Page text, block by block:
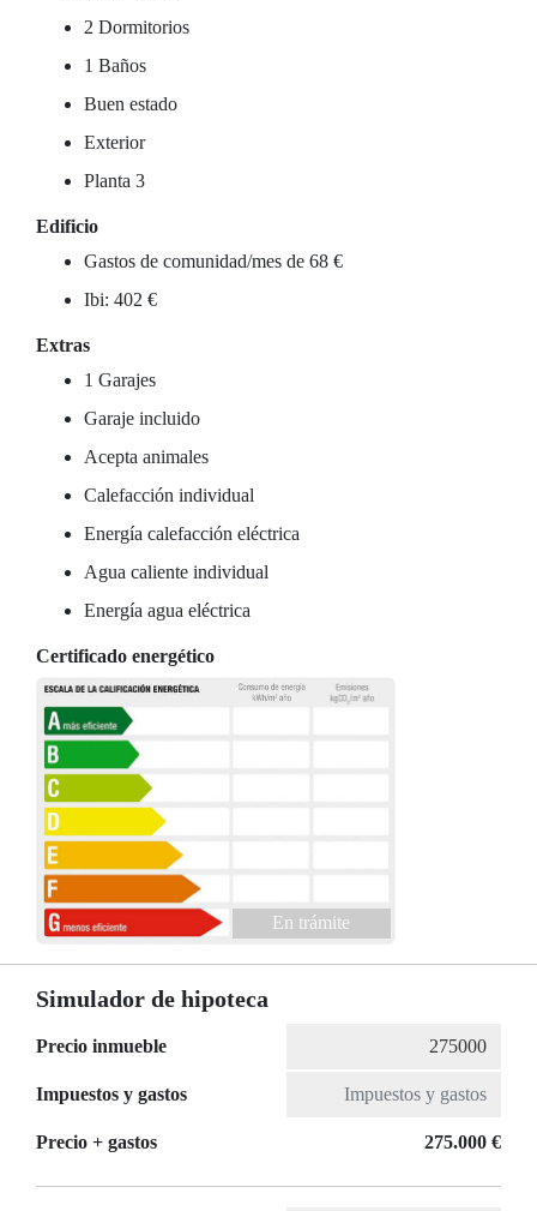
2 Dormitorios
1 Baños
Buen estado
Exterior
Planta 3
Edificio
Gastos de comunidad/mes de 68 €
Ibi: 402 €
Extras
1 Garajes
Garaje incluido
Acepta animales
Calefacción individual
Energía calefacción eléctrica
Agua caliente individual
Energía agua eléctrica
Certificado energético
En trámite
Simulador de hipoteca
Precio inmueble
Impuestos y gastos
Precio + gastos 275.000 €